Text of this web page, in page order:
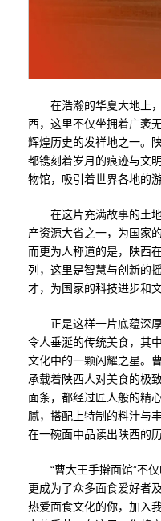
在浩瀚的华夏大地上
西，这里不仅坐拥着广袤
辉煌历史的发祥地之一。
都镌刻着岁月的痕迹与文
物馆，吸引着世界各地的
在这片充满故事的土地
产资源大省之一，为国家
而更为人称道的是，陕西
列，这里是智慧与创新的
才，为国家的科技进步和
正是这样一片底蕴深厚
令人垂涎的传统美食，其
文化中的一颗闪耀之星。
承载着陕西人对美食的极
面条，都经过匠人般的精
腻，搭配上特制的料汁与
在一碗面中品读出陕西的
“曹大王手擀面馆”不仅
更成为了众多面食爱好者
热爱面食文化的你，加入